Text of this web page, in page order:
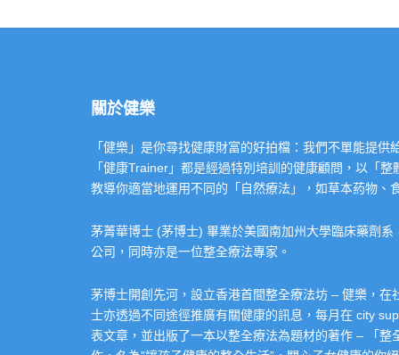
關於健樂
「健樂」是你尋找健康財富的好拍檔：我們不單能提
「健康Trainer」都是經過特別培訓的健康顧問，以「
教導你適當地運用不同的「自然療法」，如草本葯物
茅菁華博士 (茅博士) 畢業於美國南加州大學臨床藥劑
公司，同時亦是一位整全療法專家。
茅博士開創先河，設立香港首間整全療法坊 – 健樂，
士亦透過不同途徑推廣有關健康的訊息，每月在 city
表文章，並出版了一本以整全療法為題材的著作 – 「